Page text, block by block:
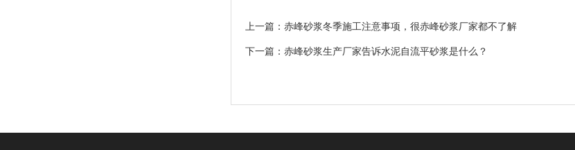
上一篇：赤峰砂浆冬季施工注意事项，很赤峰砂浆厂家都不了解
下一篇：赤峰砂浆生产厂家告诉水泥自流平砂浆是什么？